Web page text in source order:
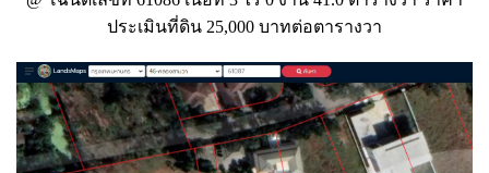
ประเมินที่ดิน 25,000 บาทต่อตารางวา